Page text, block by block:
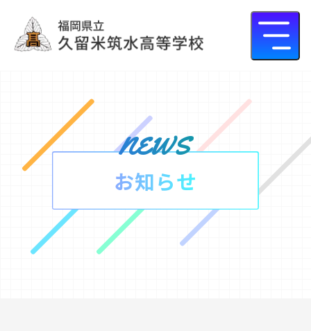
news
お知らせ